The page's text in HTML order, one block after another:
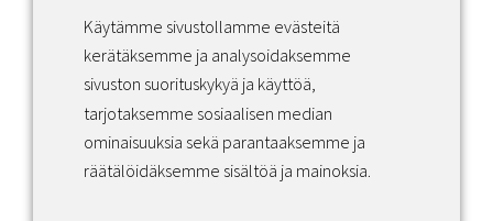
Facebook Instagram LinkedIn
Sopimusehdot
Käytämme sivustollamme evästeitä
kerätäksemme ja analysoidaksemme
sivuston suorituskykyä ja käyttöä,
tarjotaksemme sosiaalisen median
ominaisuuksia sekä parantaaksemme ja
räätälöidäksemme sisältöä ja mainoksia.